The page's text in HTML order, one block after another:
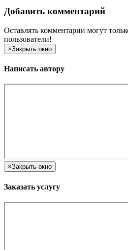
Добавить комментарий
Оставлять комментарии могут
пользователи!
×Закрыть окно
Написать автору
×Закрыть окно
Заказать услугу